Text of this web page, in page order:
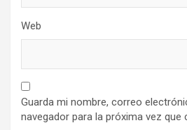
Web
Guarda mi nombre, correo
navegador para la próxima vez que